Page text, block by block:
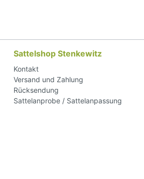
Sattelshop Stenkewitz
Kontakt
Versand und Zahlung
Rücksendung
Sattelanprobe / Sattelanpassung